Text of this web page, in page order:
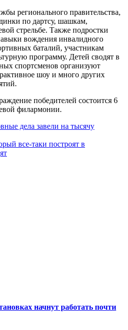
регионального правительства,
по дартсу, шашкам,
стрельбе. Также подростки
вождения инвалидного
баталий, участникам
программу. Детей сводят в
спортсменов организуют
шоу и много других
победителей состоится 6
филармонии.
дела завели на тысячу
все-таки построят в
начнут работать почти